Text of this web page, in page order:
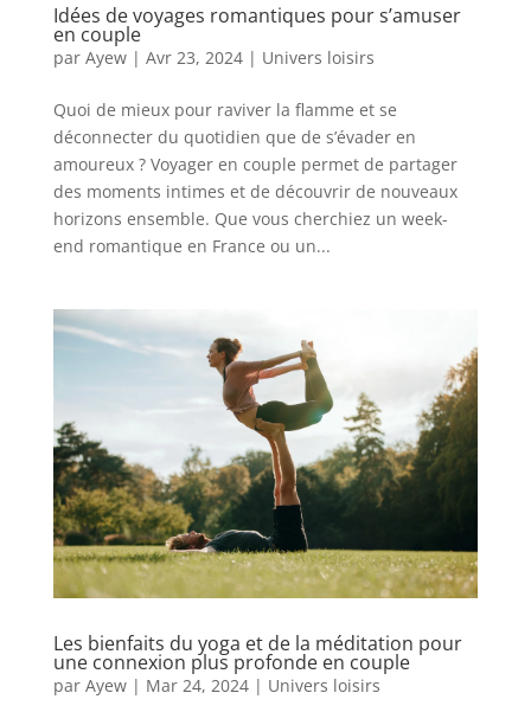
Idées de voyages romantiques pour s’amuser
en couple
par Ayew| Avr 23, 2024| Univers loisirs
Quoi de mieux pour raviver la flamme et se
déconnecter du quotidien que de s’évader en
amoureux ? Voyager en couple permet de partager
des moments intimes et de découvrir de nouveaux
horizons ensemble. Que vous cherchiez un week-
end romantique en France ou un...
Les bienfaits du yoga et de la méditation pour
une connexion plus profonde en couple
par Ayew| Mar 24, 2024| Univers loisirs